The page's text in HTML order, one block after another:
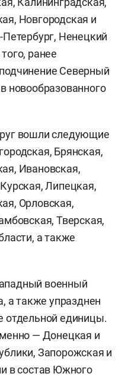
Новгородская и
Ненецкий
ранее
Северный
новообразованного
вошли следующие
Брянская,
Ивановская,
Липецкая,
Орловская,
Тверская,
а также
военный
а также упразднен
отдельной единицы.
— Донецкая и
Запорожская и
в состав Южного